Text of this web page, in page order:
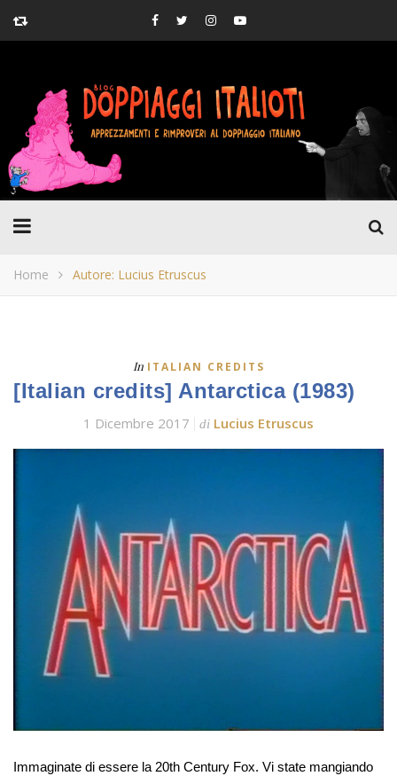
Home Autore: Lucius Etruscus
In ITALIAN CREDITS
[Italian credits] Antarctica (1983)
1 Dicembre 2017 di Lucius Etruscus
Immaginate di essere la 20th Century Fox. Vi state mangiando